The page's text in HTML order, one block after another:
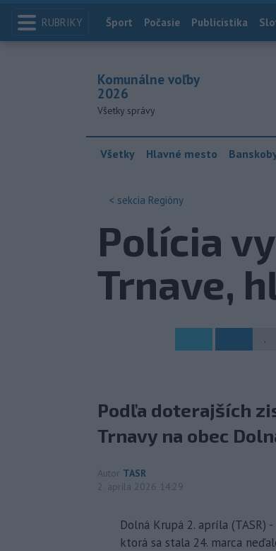
RUBRIKY Index
Šport Počasie Publicistika
Komunálne voľby
2026
Všetky správy
Všetky Hlavné mesto
< sekcia Regióny
Polícia
Trnave,
.
Podľa doterajších
Trnavy na obec
Autor TASR
2. apríla 2026 14:29
Dolná Krupá 2. apríla
ktorá sa stala 24. marca